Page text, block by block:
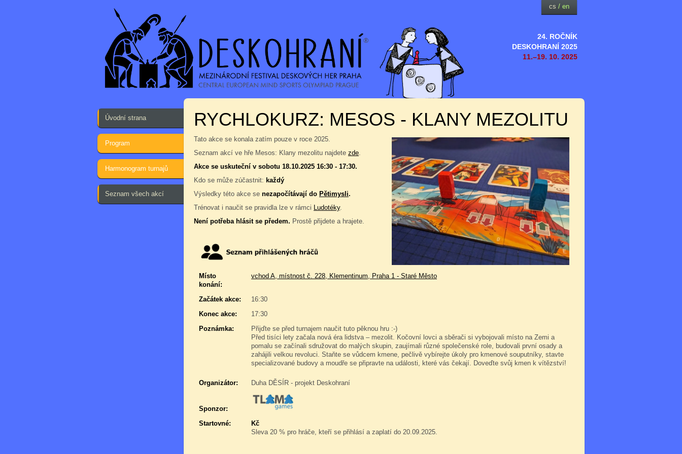
24. ROČNÍK
DESKOHRANÍ 2025
11.–19. 10. 2025
cs / en
Úvodní strana
Program
Harmonogram turnajů
Seznam všech akcí
RYCHLOKURZ: MESOS - KLANY MEZOLITU
Tato akce se konala zatím pouze v roce 2025.
Seznam akcí ve hře Mesos: Klany mezolitu najdete zde.
Akce se uskuteční v sobotu 18.10.2025 16:30 - 17:30.
Kdo se může zúčastnit: každý
Výsledky této akce se nezapočítávají do Pětimysli.
Trénovat i naučit se pravidla lze v rámci Ludotéky.
Není potřeba hlásit se předem. Prostě přijdete a hrajete.
Místo
konání:
vchod A, místnost č. 228, Klementinum, Praha 1 - Staré Město
Začátek akce:
16:30
Konec akce:
17:30
Poznámka:
Přijďte se před turnajem naučit tuto pěknou hru :-)
Před tisíci lety začala nová éra lidstva – mezolit. Kočovní lovci a sběrači si vybojovali místo na Zemi a
pomalu se začínali sdružovat do malých skupin, zaujímali různé společenské role, budovali první osady a
zahájili velkou revoluci. Staňte se vůdcem kmene, pečlivě vybírejte úkoly pro kmenové souputníky, stavte
specializované budovy a moudře se připravte na události, které vás čekají. Doveďte svůj kmen k vítězství!
Organizátor: Duha DĚSÍR - projekt Deskohraní
Sponzor:
Startovné:
Kč
Sleva 20 % pro hráče, kteří se přihlásí a zaplatí do 20.09.2025.